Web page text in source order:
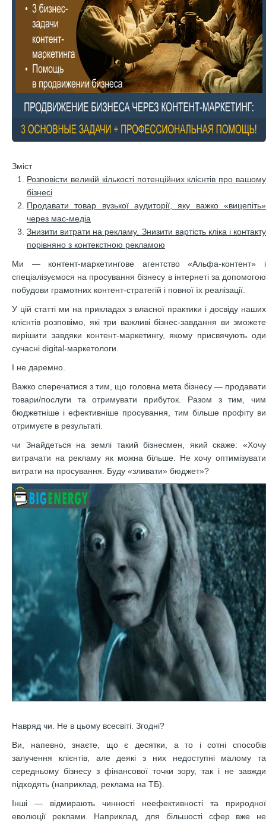
Зміст
Розповісти великій кількості потенційних клієнтів про вашому
бізнесі
Продавати товар вузької аудиторії, яку важко «вицепіть»
через мас-медіа
Знизити витрати на рекламу. Знизити вартість кліка і контакту
порівняно з контекстною рекламою
Ми — контент-маркетингове агентство «Альфа-контент» і
спеціалізуємося на просування бізнесу в інтернеті за допомогою
побудови грамотних контент-стратегій і повної їх реалізації.
У цій статті ми на прикладах з власної практики і досвіду наших
клієнтів розповімо, які три важливі бізнес-завдання ви зможете
вирішити завдяки контент-маркетингу, якому присвячують оди
сучасні digital-маркетологи.
І не даремно.
Важко сперечатися з тим, що головна мета бізнесу — продавати
товари/послуги та отримувати прибуток. Разом з тим, чим
бюджетніше і ефективніше просування, тим більше профіту ви
отримуєте в результаті.
чи Знайдеться на землі такий бізнесмен, який скаже: «Хочу
витрачати на рекламу як можна більше. Не хочу оптимізувати
витрати на просування. Буду «зливати» бюджет»?
Навряд чи. Не в цьому всесвіті. Згодні?
Ви, напевно, знаєте, що є десятки, а то і сотні способів
залучення клієнтів, але деякі з них недоступні малому та
середньому бізнесу з фінансової точки зору, так і не завжди
підходять (наприклад, реклама на ТБ).
Інші — відмирають чинності неефективності та природної
еволюції реклами. Наприклад, для більшості сфер вже не